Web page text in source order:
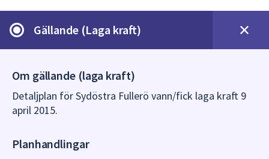
dem.
Gällande (Laga kraft)
Om gällande (laga kraft)
Detaljplan för Sydöstra Fullerö vann/fick laga kraft 9
april 2015.
Planhandlingar